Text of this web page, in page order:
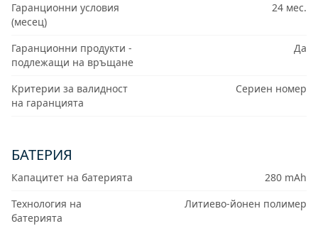
Гаранционни условия
(месец)
24 мес.
Гаранционни продукти -
подлежащи на връщане
Да
Критерии за валидност
на гаранцията
Сериен номер
БАТЕРИЯ
Капацитет на батерията
280 mAh
Технология на
батерията
Литиево-йонен полимер